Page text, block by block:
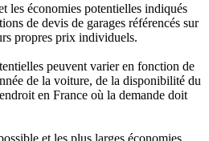
les économies potentielles indiqués
de devis de garages référencés sur
propres prix individuels.
peuvent varier en fonction de
de la voiture, de la disponibilité du
en France où la demande doit
et les plus larges économies